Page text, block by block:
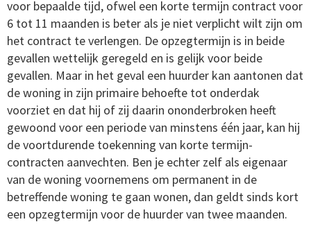
voor bepaalde tijd, ofwel een korte termijn contract voor
6 tot 11 maanden is beter als je niet verplicht wilt zijn om
het contract te verlengen. De opzegtermijn is in beide
gevallen wettelijk geregeld en is gelijk voor beide
gevallen. Maar in het geval een huurder kan aantonen dat
de woning in zijn primaire behoefte tot onderdak
voorziet en dat hij of zij daarin ononderbroken heeft
gewoond voor een periode van minstens één jaar, kan hij
de voortdurende toekenning van korte termijn-
contracten aanvechten. Ben je echter zelf als eigenaar
van de woning voornemens om permanent in de
betreffende woning te gaan wonen, dan geldt sinds kort
een opzegtermijn voor de huurder van twee maanden.